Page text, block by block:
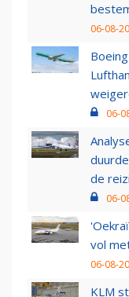
06-08-
06-
de
06-
vol
06-08-
KLM